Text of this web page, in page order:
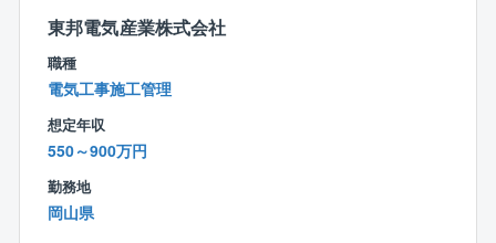
◎顧客と相談の上、平日閉所日を設けることや残業時
間を減らすための時差出勤制度など、現場の負担を減
らす積極的に力を入れています。
◎出張は近隣エリアに行くことはありますが、出張す
る人の方が少ない現状となっています。
・残業時間を減らすために建設ディレクターのポジシ
ョンを設けるなど、施工管理の負担を減らすための施
策を積極的に取り入れています。
■定年制度について：
定年60歳（再雇用65歳）
働く意欲がある方に関しては、相談のうえ65歳を超え
てもご就業いただいている方もいらっしゃいます。同
東邦電気産業株式会社
職種
電気工事施工管理
想定年収
550～900万円
勤務地
岡山県